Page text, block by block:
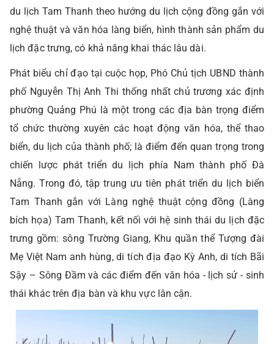
du lịch Tam Thanh theo hướng du lịch cộng đồng gắn với
nghệ thuật và văn hóa làng biển, hình thành sản phẩm du
lịch đặc trưng, có khả năng khai thác lâu dài.
Phát biểu chỉ đạo tại cuộc họp, Phó Chủ tịch UBND thành
phố Nguyễn Thị Anh Thi thống nhất chủ trương xác định
phường Quảng Phú là một trong các địa bàn trọng điểm
tổ chức thường xuyên các hoạt động văn hóa, thể thao
biển, du lịch của thành phố; là điểm đến quan trọng trong
chiến lược phát triển du lịch phía Nam thành phố Đà
Nẵng. Trong đó, tập trung ưu tiên phát triển du lịch biển
Tam Thanh gắn với Làng nghệ thuật cộng đồng (Làng
bích họa) Tam Thanh, kết nối với hệ sinh thái du lịch đặc
trưng gồm: sông Trường Giang, Khu quần thể Tượng đài
Mẹ Việt Nam anh hùng, di tích địa đạo Kỳ Anh, di tích Bãi
Sậy – Sông Đầm và các điểm đến văn hóa - lịch sử - sinh
thái khác trên địa bàn và khu vực lân cận.